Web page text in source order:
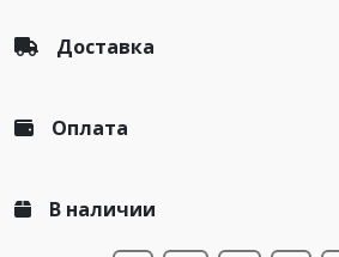
Доставка
Оплата
В наличии